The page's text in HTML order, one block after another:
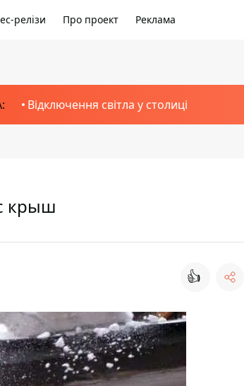
релізи Про проект Реклама
Відключення світла у столиці
крыш
👍